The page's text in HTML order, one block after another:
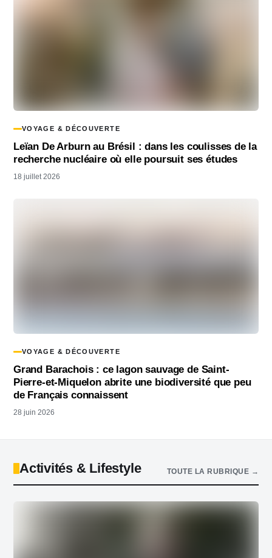
VOYAGE & DÉCOUVERTE
Leïan De Arburn au Brésil : dans les coulisses de la
recherche nucléaire où elle poursuit ses études
18 juillet 2026
VOYAGE & DÉCOUVERTE
Grand Barachois : ce lagon sauvage de Saint-
Pierre-et-Miquelon abrite une biodiversité que peu
de Français connaissent
28 juin 2026
Activités & Lifestyle TOUTE LA RUBRIQUE →